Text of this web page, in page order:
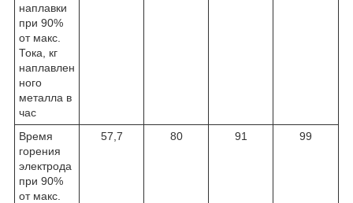
наплавки
при 90%
от макс.
Тока, кг
наплавлен
ного
металла в
час
Время
горения
электрода
при 90%
от макс.
57,7 80 91 99